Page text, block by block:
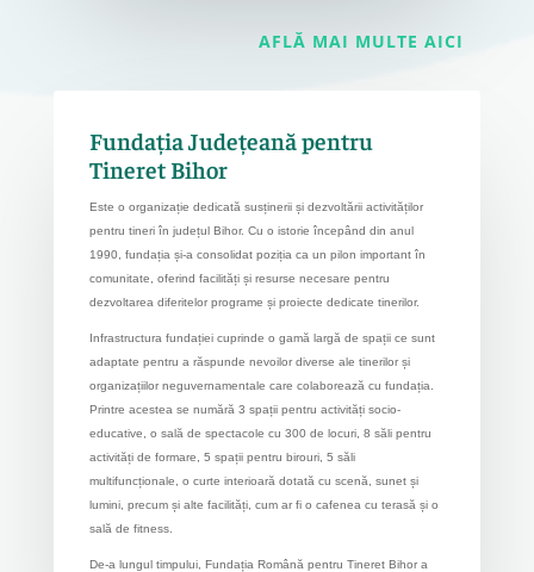
AFLĂ MAI MULTE AICI
Fundația Județeană pentru
Tineret Bihor
Este o organizație dedicată susținerii și dezvoltării activităților
pentru tineri în județul Bihor. Cu o istorie începând din anul
1990, fundația și-a consolidat poziția ca un pilon important în
comunitate, oferind facilități și resurse necesare pentru
dezvoltarea diferitelor programe și proiecte dedicate tinerilor.
Infrastructura fundației cuprinde o gamă largă de spații ce sunt
adaptate pentru a răspunde nevoilor diverse ale tinerilor și
organizațiilor neguvernamentale care colaborează cu fundația.
Printre acestea se numără 3 spații pentru activități socio-
educative, o sală de spectacole cu 300 de locuri, 8 săli pentru
activități de formare, 5 spații pentru birouri, 5 săli
multifuncționale, o curte interioară dotată cu scenă, sunet și
lumini, precum și alte facilități, cum ar fi o cafenea cu terasă și o
sală de fitness.
De-a lungul timpului, Fundația Română pentru Tineret Bihor a